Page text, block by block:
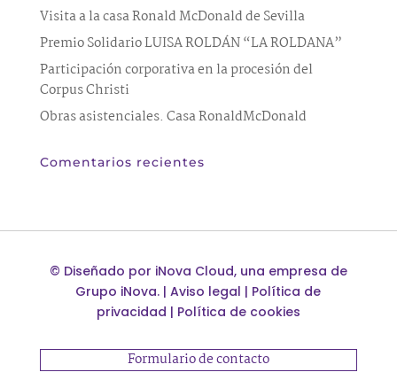
Visita a la casa Ronald McDonald de Sevilla
Premio Solidario LUISA ROLDÁN “LA ROLDANA”
Participación corporativa en la procesión del
Corpus Christi
Obras asistenciales. Casa RonaldMcDonald
Comentarios recientes
© Diseñado por iNova Cloud, una empresa de
Grupo iNova. |Aviso legal | Política de
privacidad | Política de cookies
Formulario de contacto